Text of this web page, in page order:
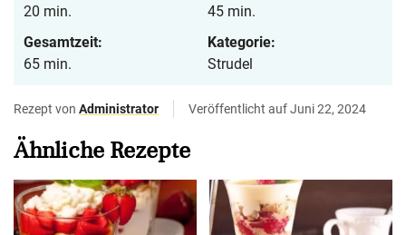
20 min.
45 min.
Gesamtzeit:
65 min.
Kategorie:
Strudel
Rezept von Administrator Veröffentlicht auf Juni 22, 2024
Ähnliche Rezepte